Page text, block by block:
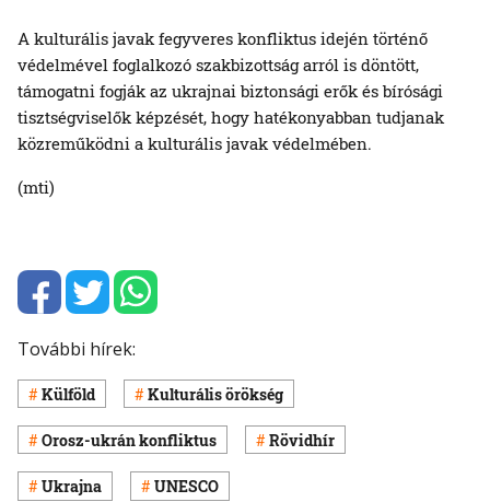
A kulturális javak fegyveres konfliktus idején történő
védelmével foglalkozó szakbizottság arról is döntött,
támogatni fogják az ukrajnai biztonsági erők és bírósági
tisztségviselők képzését, hogy hatékonyabban tudjanak
közreműködni a kulturális javak védelmében.
(mti)
További hírek:
Külföld Kulturális örökség
Orosz-ukrán konfliktus Rövidhír
Ukrajna UNESCO